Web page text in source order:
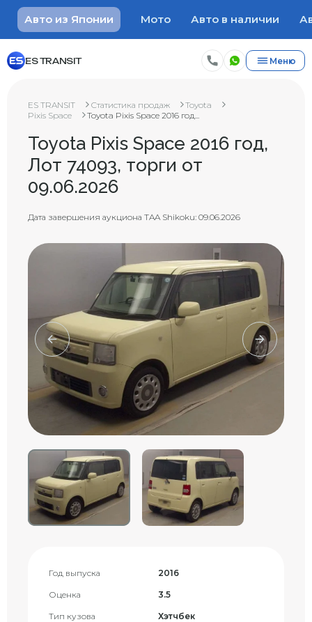
Авто из Японии Мото Авто в наличии
ES TRANSIT Меню
ES TRANSIT Статистика продаж
Toyota
Pixis Space
Toyota Pixis Space 2016 год...
Toyota Pixis Space 2016 год,
Лот 74093, торги от
09.06.2026
Дата завершения аукциона TAA Shikoku: 09.06.2026
Год выпуска 2016
Оценка 3.5
Тип кузова Хэтчбек